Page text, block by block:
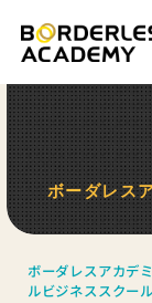
ボーダレス
ボーダレスアカデ
ルビジネススクール